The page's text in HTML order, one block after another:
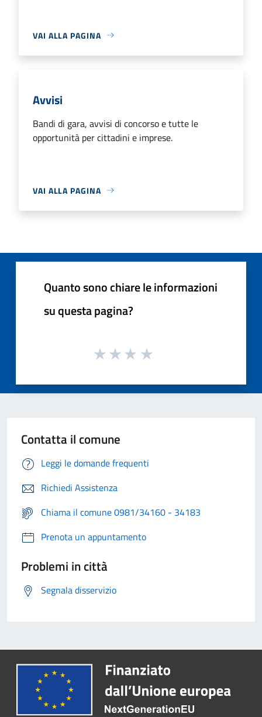
VAI ALLA PAGINA
Avvisi
Bandi di gara, avvisi di concorso e tutte le
opportunità per cittadini e imprese.
VAI ALLA PAGINA
Quanto sono chiare le informazioni
su questa pagina?
Contatta il comune
Leggi le domande frequenti
Richiedi Assistenza
Chiama il comune 0981/34160 - 34183
Prenota un appuntamento
Problemi in città
Segnala disservizio